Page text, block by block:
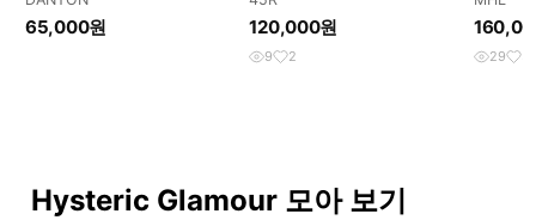
65,000원 120,000원
9 2 29 3
Hysteric Glamour 모아 보기